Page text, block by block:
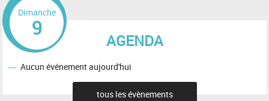
AGENDA
Dimanche
9
Aucun événement aujourd'hui
tous les évènements